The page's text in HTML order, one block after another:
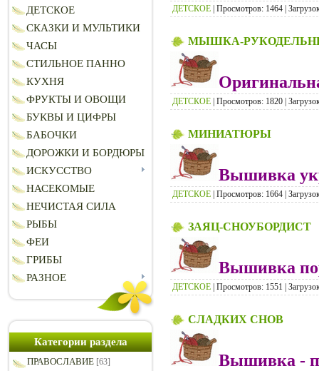
ДЕТСКОЕ
СКАЗКИ И МУЛЬТИКИ
ЧАСЫ
СТИЛЬНОЕ ПАННО
КУХНЯ
ФРУКТЫ И ОВОЩИ
БУКВЫ И ЦИФРЫ
БАБОЧКИ
ДОРОЖКИ И БОРДЮРЫ
ИСКУССТВО
НАСЕКОМЫЕ
НЕЧИСТАЯ СИЛА
РЫБЫ
ФЕИ
ГРИБЫ
РАЗНОЕ
Категории раздела
ПРАВОСЛАВИЕ [63]
ДЕТСКОЕ | Просмотров: 1464 |
МЫШКА-
ДЕТСКОЕ | Просмотров: 1820 |
МИНИАТЮРЫ
Вышивка
ДЕТСКОЕ | Просмотров: 1664 |
ЗАЯЦ-СНОУБОРДИСТ
Вышивка
ДЕТСКОЕ | Просмотров: 1551 |
СЛАДКИХ СНОВ
Вышивка -